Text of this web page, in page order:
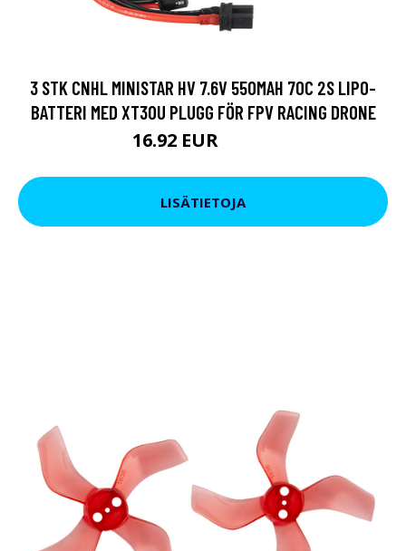
3 STK CNHL MINISTAR HV 7.6V 550MAH 70C 2S LIPO-
BATTERI MED XT30U PLUGG FÖR FPV RACING DRONE
16.92 EUR
LISÄTIETOJA